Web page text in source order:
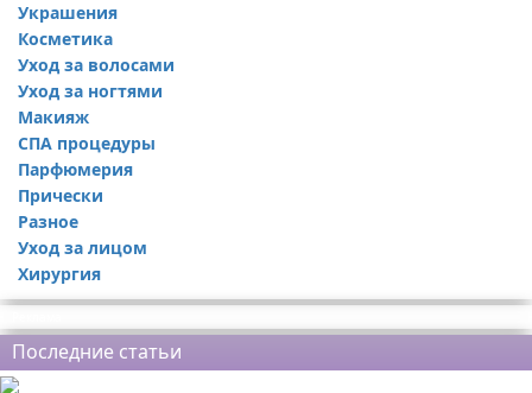
Украшения
Косметика
Уход за волосами
Уход за ногтями
Макияж
СПА процедуры
Парфюмерия
Прически
Разное
Уход за лицом
Хирургия
Последние статьи